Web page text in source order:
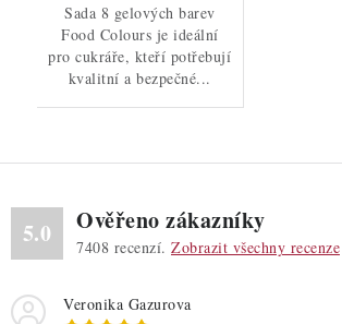
Sada 8 gelových barev
Food Colours je ideální
pro cukráře, kteří potřebují
kvalitní a bezpečné...
5.0 Ověřeno zákazníky
7408 recenzí. Zobrazit všechny recenze
Veronika Gazurova